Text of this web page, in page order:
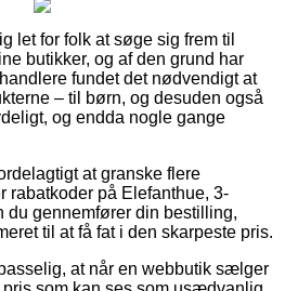
let for folk at søge sig frem til
butikker, og af den grund har
fundet det nødvendigt at
– til børn, og desuden også
og endda nogle gange
at granske flere
rabatkoder på Elefanthue, 3-
du gennemfører din bestilling,
til at få fat i den skarpeste pris.
at når en webbutik sælger